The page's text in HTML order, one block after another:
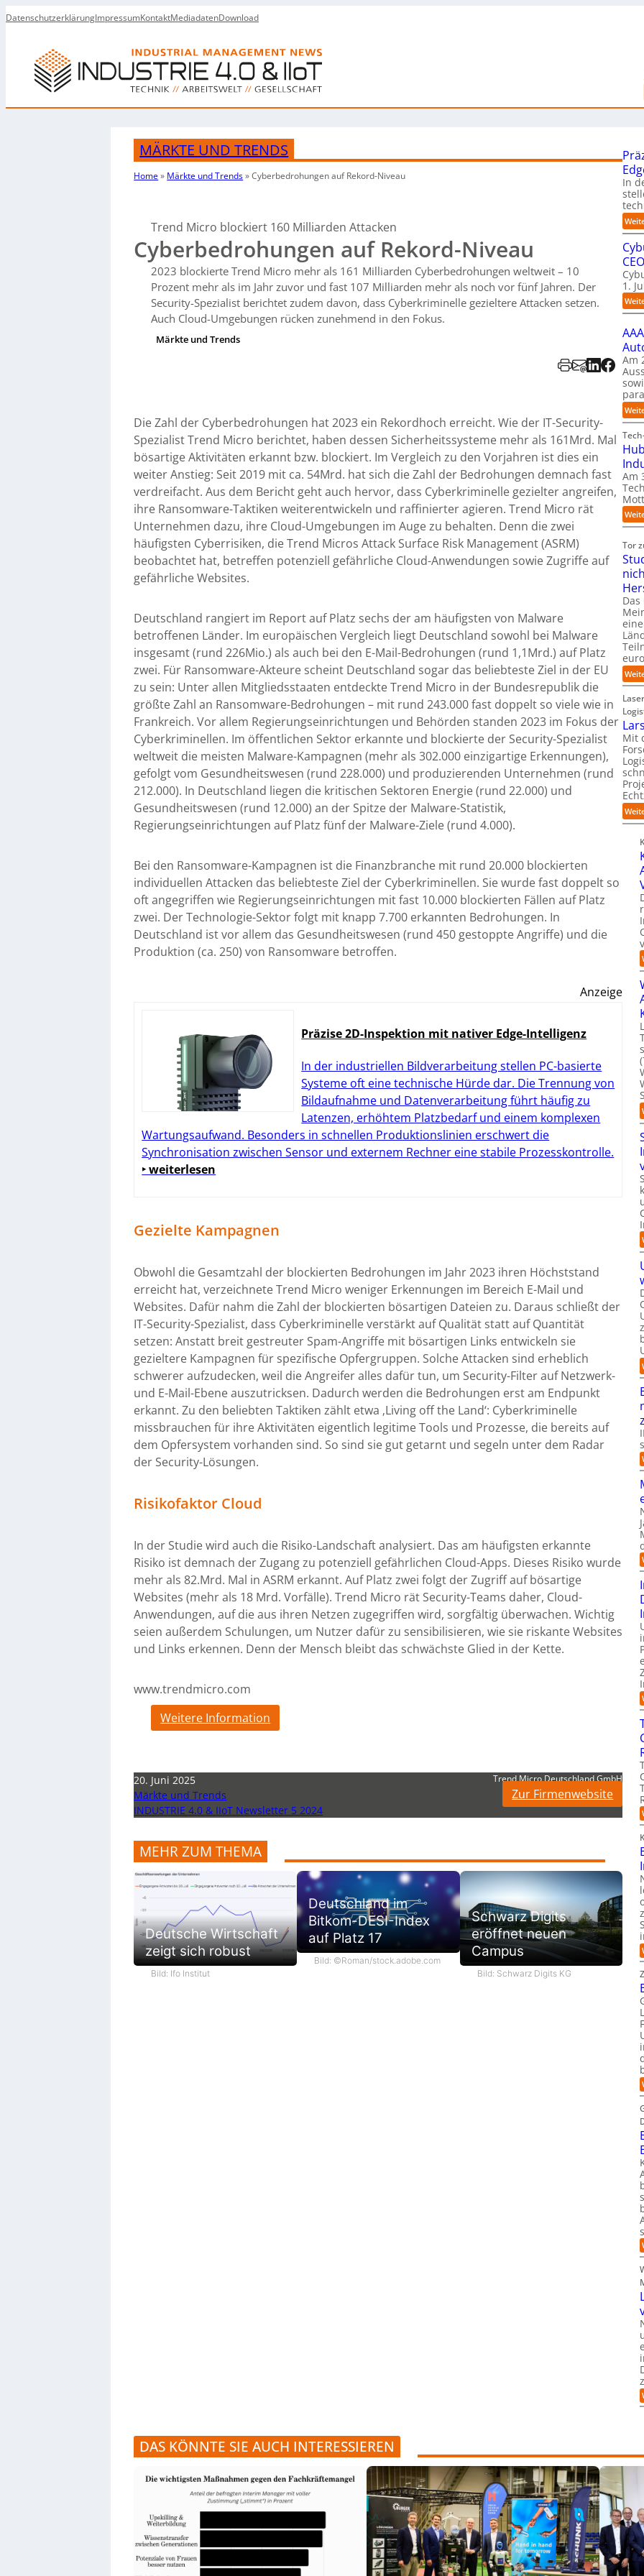
DatenschutzerklärungImpressumKontaktMediadatenDownload
MÄRKTE UND TRENDS
Home» Märkte und Trends»Cyberbedrohungen auf Rekord-Niveau
Trend Micro blockiert 160 Milliarden Attacken
Cyberbedrohungen auf Rekord-Niveau
2023 blockierte Trend Micro mehr als 161 Milliarden Cyberbedrohungen weltweit – 10
Prozent mehr als im Jahr zuvor und fast 107 Milliarden mehr als noch vor fünf Jahren. Der
Security-Spezialist berichtet zudem davon, dass Cyberkriminelle gezieltere Attacken setzen.
Auch Cloud-Umgebungen rücken zunehmend in den Fokus.
Märkte und Trends
Die Zahl der Cyberbedrohungen hat 2023 ein Rekordhoch erreicht. Wie der IT-Security-
Spezialist Trend Micro berichtet, haben dessen Sicherheitssysteme mehr als 161Mrd. Mal
bösartige Aktivitäten erkannt bzw. blockiert. Im Vergleich zu den Vorjahren ist dies ein
weiter Anstieg: Seit 2019 mit ca. 54Mrd. hat sich die Zahl der Bedrohungen demnach fast
verdreifacht. Aus dem Bericht geht auch hervor, dass Cyberkriminelle gezielter angreifen,
ihre Ransomware-Taktiken weiterentwickeln und raffinierter agieren. Trend Micro rät
Unternehmen dazu, ihre Cloud-Umgebungen im Auge zu behalten. Denn die zwei
häufigsten Cyberrisiken, die Trend Micros Attack Surface Risk Management (ASRM)
beobachtet hat, betreffen potenziell gefährliche Cloud-Anwendungen sowie Zugriffe auf
gefährliche Websites.
Deutschland rangiert im Report auf Platz sechs der am häufigsten von Malware
betroffenen Länder. Im europäischen Vergleich liegt Deutschland sowohl bei Malware
insgesamt (rund 226Mio.) als auch bei den E-Mail-Bedrohungen (rund 1,1Mrd.) auf Platz
zwei. Für Ransomware-Akteure scheint Deutschland sogar das beliebteste Ziel in der EU
zu sein: Unter allen Mitgliedsstaaten entdeckte Trend Micro in der Bundesrepublik die
größte Zahl an Ransomware-Bedrohungen – mit rund 243.000 fast doppelt so viele wie in
Frankreich. Vor allem Regierungseinrichtungen und Behörden standen 2023 im Fokus der
Cyberkriminellen. Im öffentlichen Sektor erkannte und blockierte der Security-Spezialist
weltweit die meisten Malware-Kampagnen (mehr als 302.000 einzigartige Erkennungen),
gefolgt vom Gesundheitswesen (rund 228.000) und produzierenden Unternehmen (rund
212.000). In Deutschland liegen die kritischen Sektoren Energie (rund 22.000) und
Gesundheitswesen (rund 12.000) an der Spitze der Malware-Statistik,
Regierungseinrichtungen auf Platz fünf der Malware-Ziele (rund 4.000).
Bei den Ransomware-Kampagnen ist die Finanzbranche mit rund 20.000 blockierten
individuellen Attacken das beliebteste Ziel der Cyberkriminellen. Sie wurde fast doppelt so
oft angegriffen wie Regierungseinrichtungen mit fast 10.000 blockierten Fällen auf Platz
zwei. Der Technologie-Sektor folgt mit knapp 7.700 erkannten Bedrohungen. In
Deutschland ist vor allem das Gesundheitswesen (rund 450 gestoppte Angriffe) und die
Produktion (ca. 250) von Ransomware betroffen.
Anzeige
Präzise 2D-Inspektion mit nativer Edge-Intelligenz
In der industriellen Bildverarbeitung stellen PC-basierte
Systeme oft eine technische Hürde dar. Die Trennung von
Bildaufnahme und Datenverarbeitung führt häufig zu
Latenzen, erhöhtem Platzbedarf und einem komplexen
Wartungsaufwand. Besonders in schnellen Produktionslinien erschwert die
Synchronisation zwischen Sensor und externem Rechner eine stabile Prozesskontrolle.
‣ weiterlesen
Gezielte Kampagnen
Obwohl die Gesamtzahl der blockierten Bedrohungen im Jahr 2023 ihren Höchststand
erreicht hat, verzeichnete Trend Micro weniger Erkennungen im Bereich E-Mail und
Websites. Dafür nahm die Zahl der blockierten bösartigen Dateien zu. Daraus schließt der
IT-Security-Spezialist, dass Cyberkriminelle verstärkt auf Qualität statt auf Quantität
setzen: Anstatt breit gestreuter Spam-Angriffe mit bösartigen Links entwickeln sie
gezieltere Kampagnen für spezifische Opfergruppen. Solche Attacken sind erheblich
schwerer aufzudecken, weil die Angreifer alles dafür tun, um Security-Filter auf Netzwerk-
und E-Mail-Ebene auszutricksen. Dadurch werden die Bedrohungen erst am Endpunkt
erkannt. Zu den beliebten Taktiken zählt etwa ‚Living off the Land‘: Cyberkriminelle
missbrauchen für ihre Aktivitäten eigentlich legitime Tools und Prozesse, die bereits auf
dem Opfersystem vorhanden sind. So sind sie gut getarnt und segeln unter dem Radar
der Security-Lösungen.
Risikofaktor Cloud
In der Studie wird auch die Risiko-Landschaft analysiert. Das am häufigsten erkannte
Risiko ist demnach der Zugang zu potenziell gefährlichen Cloud-Apps. Dieses Risiko wurde
mehr als 82.Mrd. Mal in ASRM erkannt. Auf Platz zwei folgt der Zugriff auf bösartige
Websites (mehr als 18 Mrd. Vorfälle). Trend Micro rät Security-Teams daher, Cloud-
Anwendungen, auf die aus ihren Netzen zugegriffen wird, sorgfältig überwachen. Wichtig
seien außerdem Schulungen, um Nutzer dafür zu sensibilisieren, wie sie riskante Websites
und Links erkennen. Denn der Mensch bleibt das schwächste Glied in der Kette.
www.trendmicro.com
Weitere Information
20. Juni 2025
Märkte und Trends
INDUSTRIE 4.0 & IIoT Newsletter 5 2024
Trend Micro Deutschland GmbH
Zur Firmenwebsite
MEHR ZUM THEMA
Deutsche Wirtschaft
zeigt sich robust
Bild: Ifo Institut
Deutschland im
Bitkom-DESI-Index
auf Platz 17
Bild: ©Roman/stock.adobe.com
Schwarz Digits
eröffnet neuen
Campus
Bild: Schwarz Digits KG
In
CEO
1.
Am
Am
Tor
Mit
DAS KÖNNTE SIE AUCH INTERESSIEREN